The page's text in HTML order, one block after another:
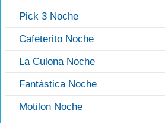
Pick 3 Noche
Cafeterito Noche
La Culona Noche
Fantástica Noche
Motilon Noche